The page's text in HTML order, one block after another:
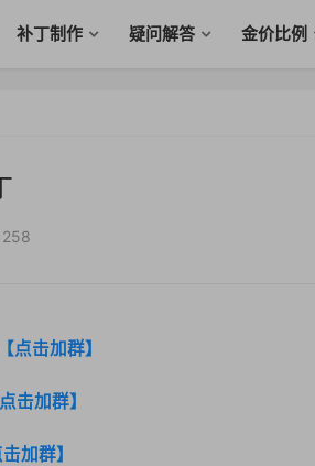
补丁制作 疑问解答 金价比例
【点击加群】
点击加群】
击加群】